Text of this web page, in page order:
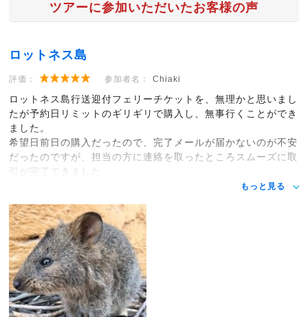
ツアーに参加いただいたお客様の声
ロットネス島
評価： 参加者名： Chiaki
ロットネス島行送迎付フェリーチケットを、無理かと思いまし
たが予約日リミットのギリギリで購入し、無事行くことができ
ました。
希望日前日の購入だったので、完了メールが届かないのが不安
だったのですが、担当の方に連絡を取ったところスムーズに取
引が完了できました。
もっと見る